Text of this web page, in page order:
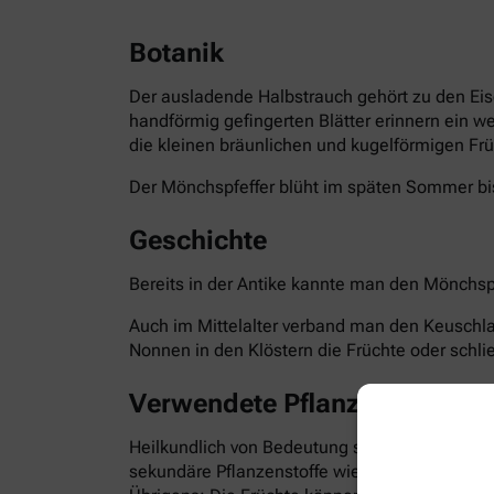
Botanik
Der ausladende Halbstrauch gehört zu den
handförmig gefingerten Blätter erinnern ein
die kleinen bräunlichen und kugelförmigen
Der Mönchspfeffer blüht im späten Sommer
Geschichte
Bereits in der Antike kannte man den
Auch im Mittelalter verband man den
Nonnen in den Klöstern die Früchte oder
Verwendete Pflanzenteile
Heilkundlich von Bedeutung sind die reifen
sekundäre Pflanzenstoffe wie Flavonoide,